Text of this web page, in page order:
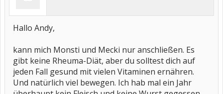
Hallo Andy,
kann mich Monsti und Mecki nur anschließen. Es
gibt keine Rheuma-Diät, aber du solltest dich auf
jeden Fall gesund mit vielen Vitaminen ernähren.
Und natürlich viel bewegen. Ich hab mal ein Jahr